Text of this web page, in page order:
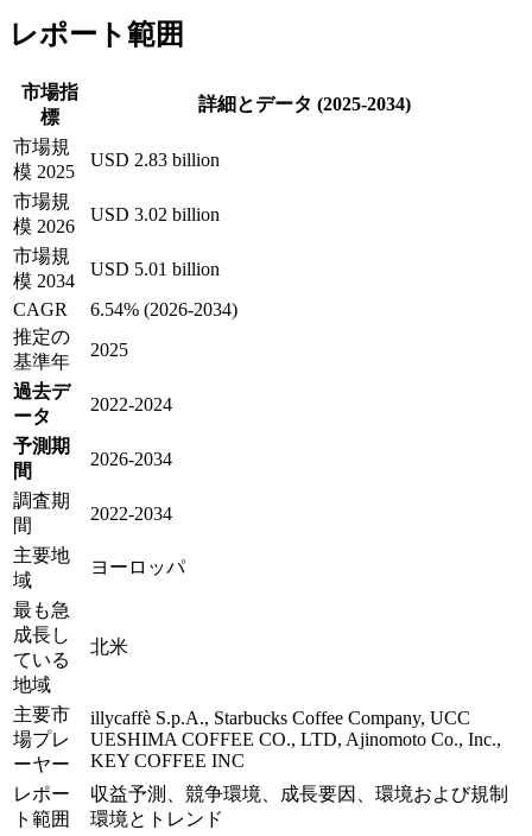
レポート範囲
市場指
標
詳細とデータ (2025-2034)
市場規
模 2025
USD 2.83 billion
市場規
模 2026
USD 3.02 billion
市場規
模 2034
USD 5.01 billion
CAGR
6.54% (2026-2034)
推定の
基準年
2025
過去デ
ータ
2022-2024
予測期
間
2026-2034
調査期
間
2022-2034
主要地
域
ヨーロッパ
最も急
成長し
ている
地域
北米
主要市
場プレ
ーヤー
illycaffè S.p.A., Starbucks Coffee Company, UCC
UESHIMA COFFEE CO., LTD, Ajinomoto Co., Inc.,
KEY COFFEE INC
レポー
ト範囲
収益予測、競争環境、成長要因、環境および規制
環境とトレンド